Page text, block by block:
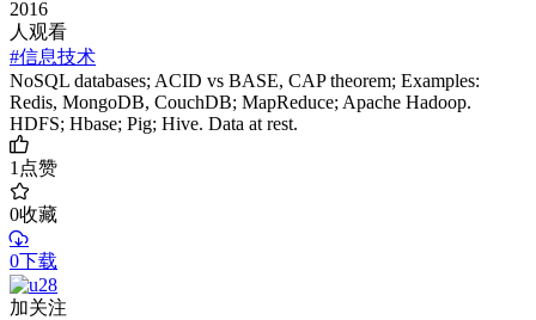
2016
人观看
#信息技术
NoSQL databases; ACID vs BASE, CAP theorem; Examples:
Redis, MongoDB, CouchDB; MapReduce; Apache Hadoop.
HDFS; Hbase; Pig; Hive. Data at rest.
1点赞
0收藏
0下载
加关注